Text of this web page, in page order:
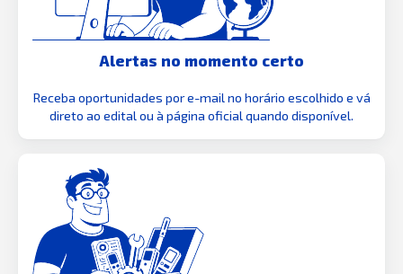
Alertas no momento certo
Receba oportunidades por e-mail no horário escolhido e vá
direto ao edital ou à página oficial quando disponível.